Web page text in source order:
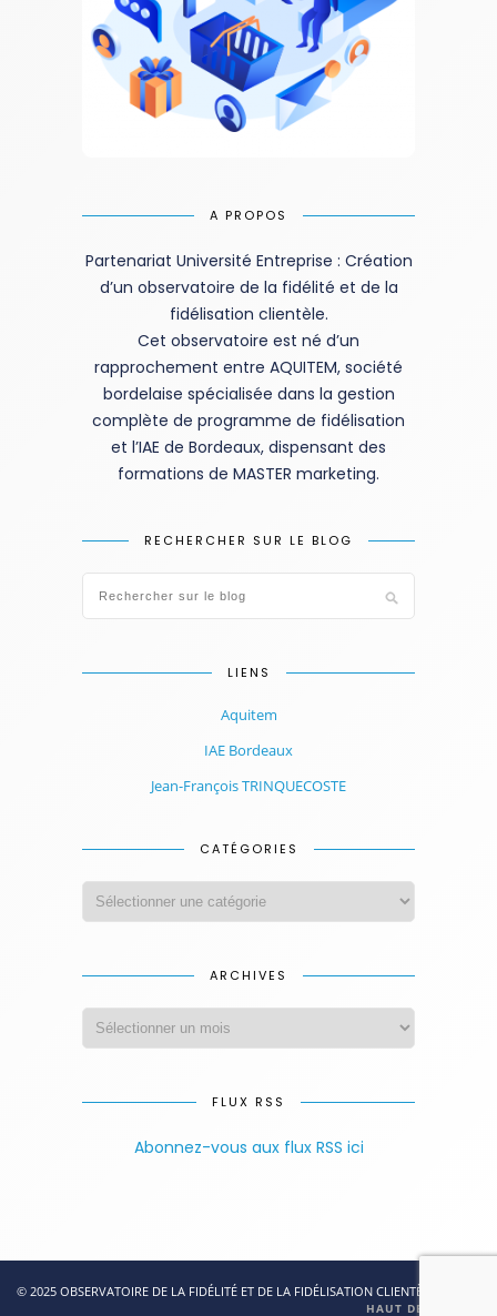
A PROPOS
Partenariat Université Entreprise : Création
d’un observatoire de la fidélité et de la
fidélisation clientèle.
Cet observatoire est né d’un
rapprochement entre AQUITEM, société
bordelaise spécialisée dans la gestion
complète de programme de fidélisation
et l’IAE de Bordeaux, dispensant des
formations de MASTER marketing.
RECHERCHER SUR LE BLOG
LIENS
Aquitem
IAE Bordeaux
Jean-François TRINQUECOSTE
CATÉGORIES
ARCHIVES
FLUX RSS
Abonnez-vous aux flux RSS ici
© 2025 OBSERVATOIRE DE LA FIDÉLITÉ ET DE LA FIDÉLISATION CLIENTÈLE
HAUT DE PAGE